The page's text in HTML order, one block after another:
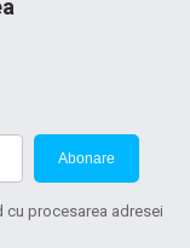
Abonare
cu procesarea adresei